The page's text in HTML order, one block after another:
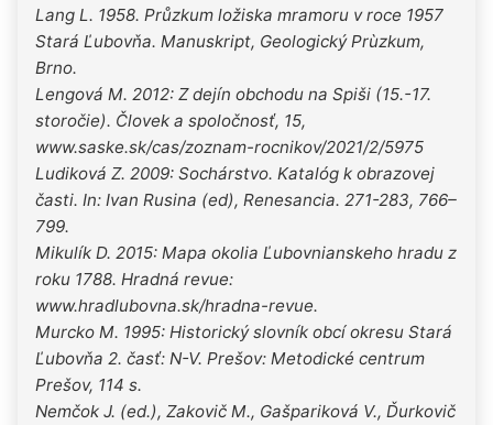
Lang L. 1958. Průzkum ložiska mramoru v roce 1957
Stará Ľubovňa. Manuskript, Geologický Prùzkum,
Brno.
Lengová M. 2012: Z dejín obchodu na Spiši (15.-17.
storočie). Človek a spoločnosť, 15,
www.saske.sk/cas/zoznam-rocnikov/2021/2/5975
Ludiková Z. 2009: Sochárstvo. Katalóg k obrazovej
časti. In: Ivan Rusina (ed), Renesancia. 271-283, 766–
799.
Mikulík D. 2015: Mapa okolia Ľubovnianskeho hradu z
roku 1788. Hradná revue:
www.hradlubovna.sk/hradna-revue.
Murcko M. 1995: Historický slovník obcí okresu Stará
Ľubovňa 2. časť: N-V. Prešov: Metodické centrum
Prešov, 114 s.
Nemčok J. (ed.), Zakovič M., Gašpariková V., Ďurkovič